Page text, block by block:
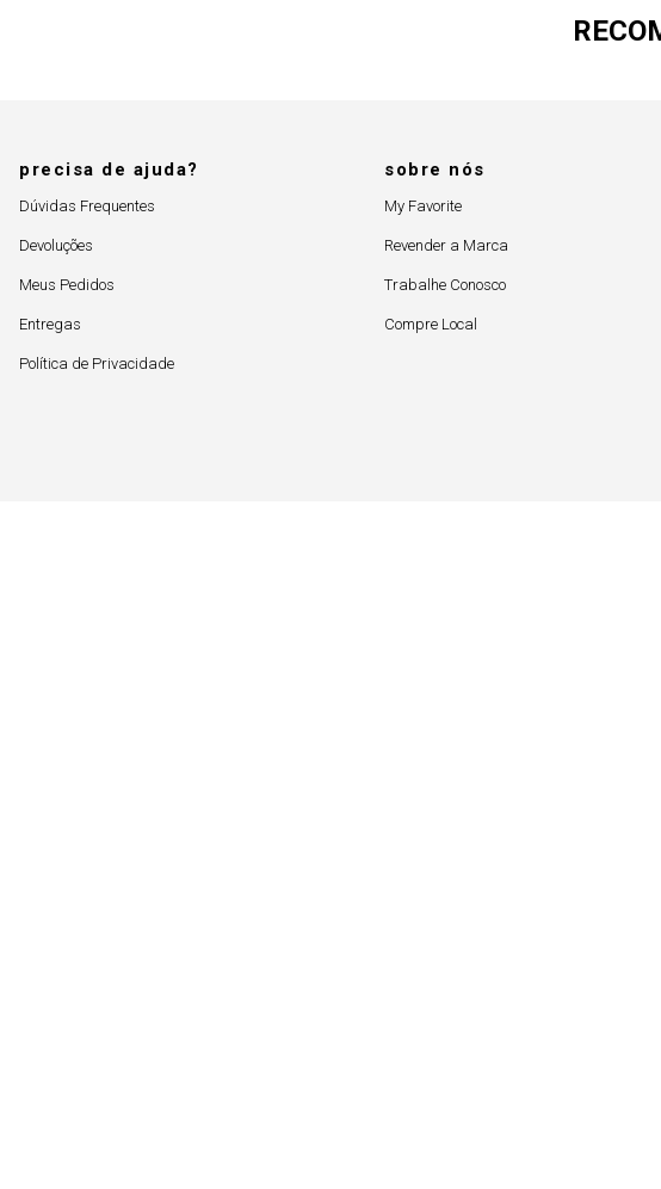
precisa de ajuda?
Dúvidas Frequentes
Devoluções
Meus Pedidos
Entregas
Política de Privacidade
sobre nós
My Favorite
Revender a Marca
Trabalhe Conosco
Compre Local